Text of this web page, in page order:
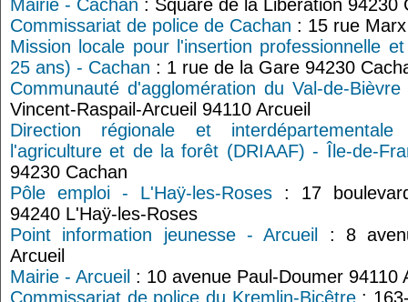
Mairie - Cachan : Square de la Libération 94230
Commissariat de police de Cachan : 15 rue
Mission locale pour l'insertion professionnelle
25 ans) - Cachan : 1 rue de la Gare 94230
Communauté d'agglomération du Val-de-Bièvre
Vincent-Raspail-Arcueil 94110 Arcueil
Direction régionale et
l'agriculture et de la forêt (DRIAAF) - Île-de-
94230 Cachan
Pôle emploi - L'Haÿ-les-Roses : 17
94240 L'Haÿ-les-Roses
Point information jeunesse - Arcueil
: 8
Arcueil
Mairie - Arcueil : 10 avenue Paul-Doumer 94110
Commissariat de police du Kremlin-Bicêtre: